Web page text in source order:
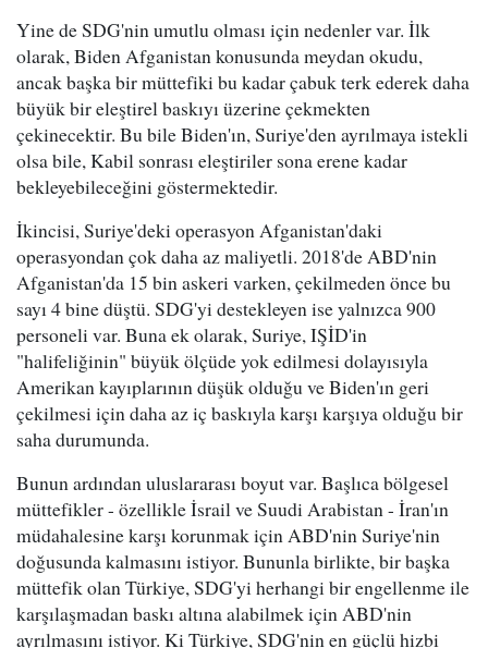
Yine de SDG'nin umutlu olması için nedenler var. İlk
olarak, Biden Afganistan konusunda meydan okudu,
ancak başka bir müttefiki bu kadar çabuk terk ederek daha
büyük bir eleştirel baskıyı üzerine çekmekten
çekinecektir. Bu bile Biden'ın, Suriye'den ayrılmaya istekli
olsa bile, Kabil sonrası eleştiriler sona erene kadar
bekleyebileceğini göstermektedir.
İkincisi, Suriye'deki operasyon Afganistan'daki
operasyondan çok daha az maliyetli. 2018'de ABD'nin
Afganistan'da 15 bin askeri varken, çekilmeden önce bu
sayı 4 bine düştü. SDG'yi destekleyen ise yalnızca 900
personeli var. Buna ek olarak, Suriye, IŞİD'in
"halifeliğinin" büyük ölçüde yok edilmesi dolayısıyla
Amerikan kayıplarının düşük olduğu ve Biden'ın geri
çekilmesi için daha az iç baskıyla karşı karşıya olduğu bir
saha durumunda.
Bunun ardından uluslararası boyut var. Başlıca bölgesel
müttefikler - özellikle İsrail ve Suudi Arabistan - İran'ın
müdahalesine karşı korunmak için ABD'nin Suriye'nin
doğusunda kalmasını istiyor. Bununla birlikte, bir başka
müttefik olan Türkiye, SDG'yi herhangi bir engellenme ile
karşılaşmadan baskı altına alabilmek için ABD'nin
ayrılmasını istiyor. Ki Türkiye, SDG'nin en güçlü hizbi